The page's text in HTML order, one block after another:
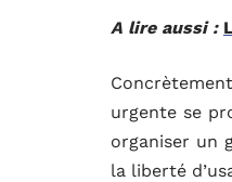
A lire aussi :
urgente se
organiser un
la liberté